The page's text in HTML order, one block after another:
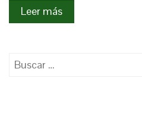
Leer más
Buscar: